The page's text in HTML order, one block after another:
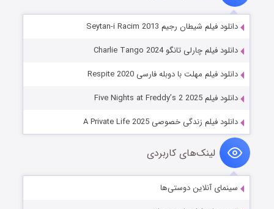
دانلود فیلم شیطان رجیم Seytan-i Racim 2013
دانلود فیلم چارلی تانگو Charlie Tango 2024
دانلود فیلم مهلت با دوبله فارسی Respite 2020
دانلود فیلم Five Nights at Freddy’s 2 2025
دانلود فیلم زندگی خصوصی A Private Life 2025
لینک‌های کاربردی
سینمای آنلاین دوستی‌ها